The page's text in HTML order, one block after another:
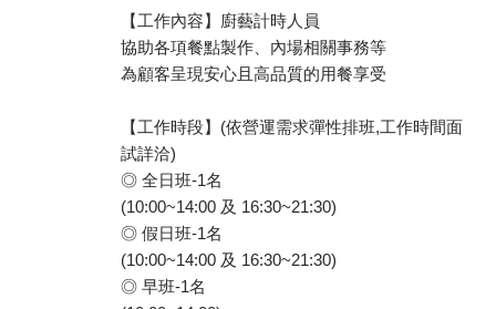
【工作內容】廚藝計時人員
協助各項餐點製作、內場相關事務等
為顧客呈現安心且高品質的用餐享受
【工作時段】(依營運需求彈性排班,工作時間面
試詳洽)
◎ 全日班-1名
(10:00~14:00 及 16:30~21:30)
◎ 假日班-1名
(10:00~14:00 及 16:30~21:30)
◎ 早班-1名